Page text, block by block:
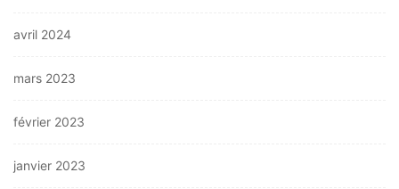
avril 2024
mars 2023
février 2023
janvier 2023